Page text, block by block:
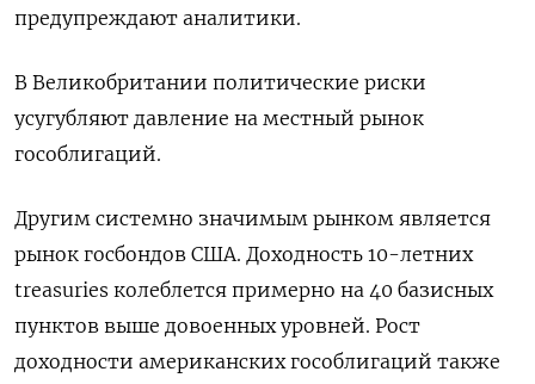
предупреждают аналитики.
В Великобритании политические риски
усугубляют давление на местный рынок
гособлигаций.
Другим системно ‌значимым рынком является
рынок госбондов США. Доходность 10-летних
treasuries колеблется примерно на 40 базисных
пунктов выше довоенных уровней. Рост
доходности американских гособлигаций также